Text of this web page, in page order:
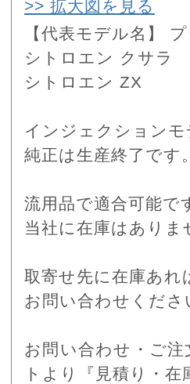
>> 拡大図を見る
【代表モデル名】
シトロエン クサラ
シトロエン ZX
インジェクション
純正は生産終了です
流用品で適合可能で
当社に在庫はありま
取寄せ先に在庫あ
お問い合わせくださ
お問い合わせ・ご
トより『見積り・